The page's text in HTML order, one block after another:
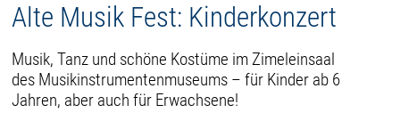
Alte Musik Fest: Kinderkonzert
Musik, Tanz und schöne Kostüme im Zimeleinsaal
des Musikinstrumentenmuseums – für Kinder ab 6
Jahren, aber auch für Erwachsene!